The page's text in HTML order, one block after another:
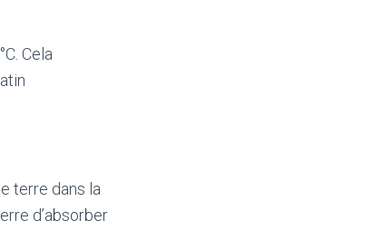
Cela
terre dans la
d’absorber